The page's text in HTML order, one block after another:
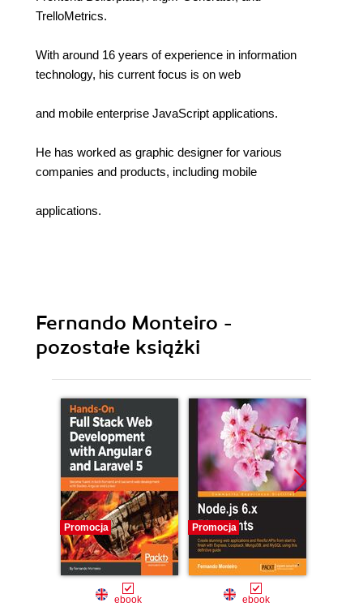
TrelloMetrics.
With around 16 years of experience in information
technology, his current focus is on web
and mobile enterprise JavaScript applications.
He has worked as graphic designer for various
companies and products, including mobile
applications.
Fernando Monteiro -
pozostałe książki
Promocja
ebook
Promocja
ebook